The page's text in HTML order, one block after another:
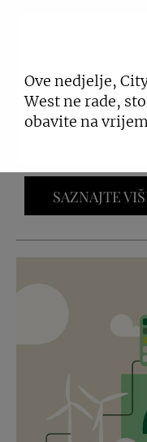
INTERSPAR
pripremila brojne
SAZNAJTE
Ove nedjelje,
West ne rade,
obavite na